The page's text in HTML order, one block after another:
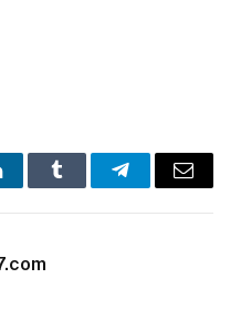
Tumblr TelegramEmail